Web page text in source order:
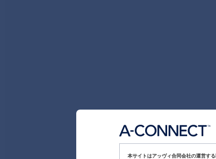
本サイトはアッヴィ合同会社の運営す